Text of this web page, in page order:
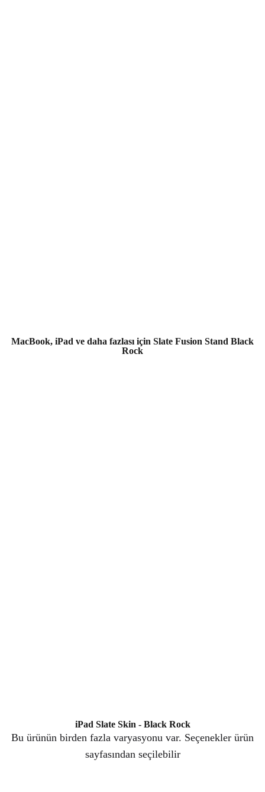
MacBook, iPad ve daha fazlası için Slate Fusion Stand Black
Rock
iPad Slate Skin - Black Rock
Bu ürünün birden fazla varyasyonu var. Seçenekler ürün
sayfasından seçilebilir